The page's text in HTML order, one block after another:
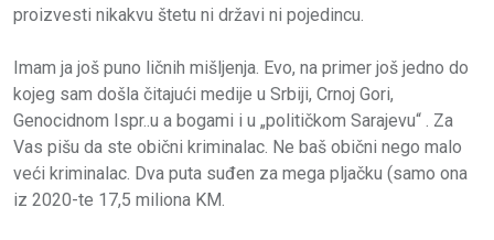
proizvesti nikakvu štetu ni državi ni pojedincu.
Imam ja još puno ličnih mišljenja. Evo, na primer još jedno do
kojeg sam došla čitajući medije u Srbiji, Crnoj Gori,
Genocidnom Ispr..u a bogami i u „političkom Sarajevu“ . Za
Vas pišu da ste obični kriminalac. Ne baš obični nego malo
veći kriminalac. Dva puta suđen za mega pljačku (samo ona
iz 2020-te 17,5 miliona KM.